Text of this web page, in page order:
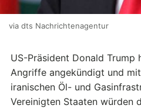
via dts Nachrichtenagentur
US-Präsident Donald Trump
Angriffe angekündigt und
iranischen Öl- und
Vereinigten Staaten würden